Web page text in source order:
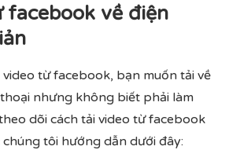
facebook về điện
từ facebook, bạn muốn tải về
nhưng không biết phải làm
dõi cách tải video từ facebook
tôi hướng dẫn dưới đây: